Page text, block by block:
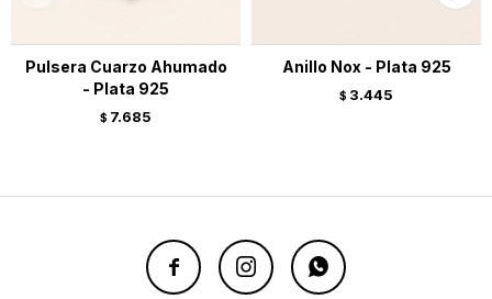
Pulsera Cuarzo Ahumado
- Plata 925
$ 7.685
Anillo Nox - Plata 925
$ 3.445
  